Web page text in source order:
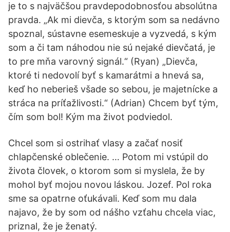
je to s najväčšou pravdepodobnosťou absolútna
pravda. „Ak mi dievča, s ktorým som sa nedávno
spoznal, sústavne esemeskuje a vyzvedá, s kým
som a či tam náhodou nie sú nejaké dievčatá, je
to pre mňa varovný signál.“ (Ryan) „Dievča,
ktoré ti nedovolí byť s kamarátmi a hnevá sa,
keď ho neberieš všade so sebou, je majetnícke a
stráca na príťažlivosti.“ (Adrian) Chcem byť tým,
čím som bol! Kým ma život podviedol.
Chcel som si ostrihať vlasy a začať nosiť
chlapčenské oblečenie. … Potom mi vstúpil do
života človek, o ktorom som si myslela, že by
mohol byť mojou novou láskou. Jozef. Pol roka
sme sa opatrne oťukávali. Keď som mu dala
najavo, že by som od nášho vzťahu chcela viac,
priznal, že je ženatý.